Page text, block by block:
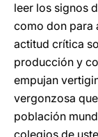
leer los signos
como don para
actitud crítica
producción y
empujan
vergonzosa
población
colegios de